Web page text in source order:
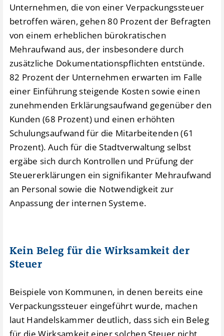
Unternehmen, die von einer Verpackungssteuer
betroffen wären, gehen 80 Prozent der Befragten
von einem erheblichen bürokratischen
Mehraufwand aus, der insbesondere durch
zusätzliche Dokumentationspflichten entstünde.
82 Prozent der Unternehmen erwarten im Falle
einer Einführung steigende Kosten sowie einen
zunehmenden Erklärungsaufwand gegenüber den
Kunden (68 Prozent) und einen erhöhten
Schulungsaufwand für die Mitarbeitenden (61
Prozent). Auch für die Stadtverwaltung selbst
ergäbe sich durch Kontrollen und Prüfung der
Steuererklärungen ein signifikanter Mehraufwand
an Personal sowie die Notwendigkeit zur
Anpassung der internen Systeme.
Kein Beleg für die Wirksamkeit der
Steuer
Beispiele von Kommunen, in denen bereits eine
Verpackungssteuer eingeführt wurde, machen
laut Handelskammer deutlich, dass sich ein Beleg